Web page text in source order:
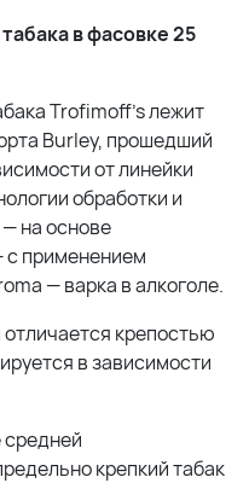
в фасовке 25
Trofimoff's лежит
Burley, прошедший
от линейки
обработки и
на основе
с применением
— варка в алкоголе.
крепостью
в зависимости
крепкий табак